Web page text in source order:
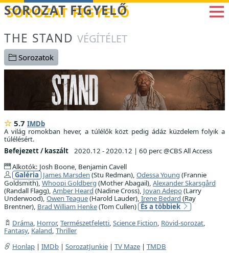
Betöltés...
SOROZAT FIGYELŐ
THE STAND VÉGÍTÉLET
Sorozatok
5.7 IMDb
A világ romokban hever, a túlélők közt pedig ádáz küzdelem folyik a
túlélésért.
Befejezett / kaszált
2020.12 - 2020.12 | 60 perc @CBS All Access
Alkotók: Josh Boone, Benjamin Cavell
Galéria James Marsden (Stu Redman), Odessa Young (Frannie
Goldsmith), Whoopi Goldberg (Mother Abagail), Alexander Skarsgård
(Randall Flagg), Amber Heard (Nadine Cross), Jovan Adepo(Larry
Underwood), Owen Teague(Harold Lauder), Irene Bedard (Ray
Brentner), Brad William Henke(Tom Cullen) És a többiek
Dráma, Horror, Természetfeletti, Science Fiction, Rövid-sorozat,
Fantasy, Kaland, Thriller
Honlap | IMDb | SorozatJunkie | TV Maze | TMDB